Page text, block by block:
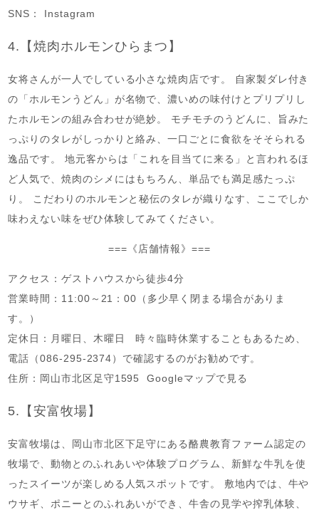
SNS： Instagram
4.【焼肉ホルモンひらまつ】
女将さんが一人でしている小さな焼肉店です。 自家製ダレ付き
の「ホルモンうどん」が名物で、濃いめの味付けとプリプリし
たホルモンの組み合わせが絶妙。 モチモチのうどんに、旨みた
っぷりのタレがしっかりと絡み、一口ごとに食欲をそそられる
逸品です。 地元客からは「これを目当てに来る」と言われるほ
ど人気で、焼肉のシメにはもちろん、単品でも満足感たっぷ
り。 こだわりのホルモンと秘伝のタレが織りなす、ここでしか
味わえない味をぜひ体験してみてください。
===《店舗情報》===
アクセス：ゲストハウスから徒歩4分
営業時間：11:00～21：00（多少早く閉まる場合がありま
す。）
定休日：月曜日、木曜日 時々臨時休業することもあるため、
電話（086-295-2374）で確認するのがお勧めです。
住所：岡山市北区足守1595 Googleマップで見る
5.【安富牧場】
安富牧場は、岡山市北区下足守にある酪農教育ファーム認定の
牧場で、動物とのふれあいや体験プログラム、新鮮な牛乳を使
ったスイーツが楽しめる人気スポットです。 敷地内では、牛や
ウサギ、ポニーとのふれあいができ、牛舎の見学や搾乳体験、